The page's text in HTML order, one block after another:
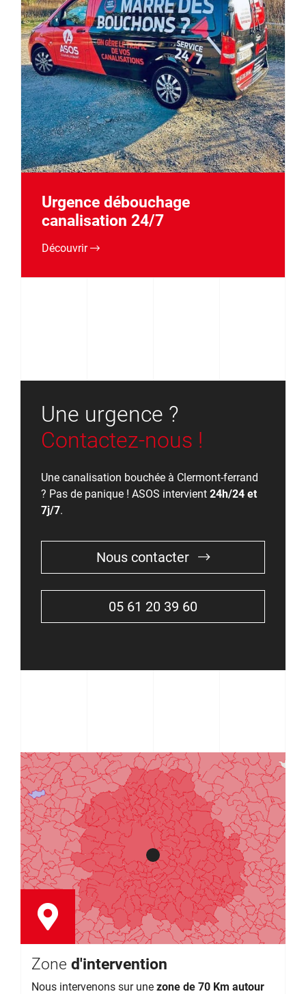
Urgence débouchage
canalisation 24/7
Découvrir
Une urgence ?
Contactez-nous !
Une canalisation bouchée à Clermont-ferrand
? Pas de panique ! ASOS intervient 24h/24 et
7j/7.
Nous contacter
05 61 20 39 60
Zone d'intervention
Nous intervenons sur une zone de 70 Km autour